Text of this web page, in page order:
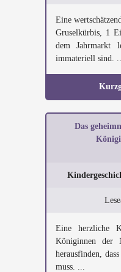
Eine
Gruselkürbis, 1
dem Jahrmarkt
immateriell sind.
Das
Eine herzliche
Königinnen der
herausfinden,
muss. ...